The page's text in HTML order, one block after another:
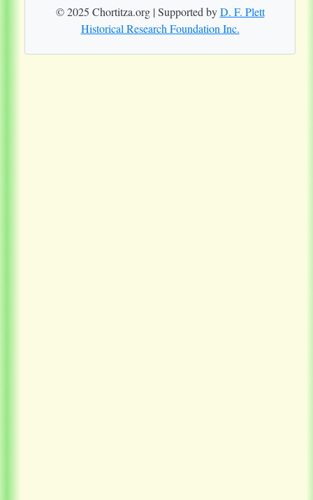
© 2025 Chortitza.org | Supported byD. F. Plett
Historical Research Foundation Inc.